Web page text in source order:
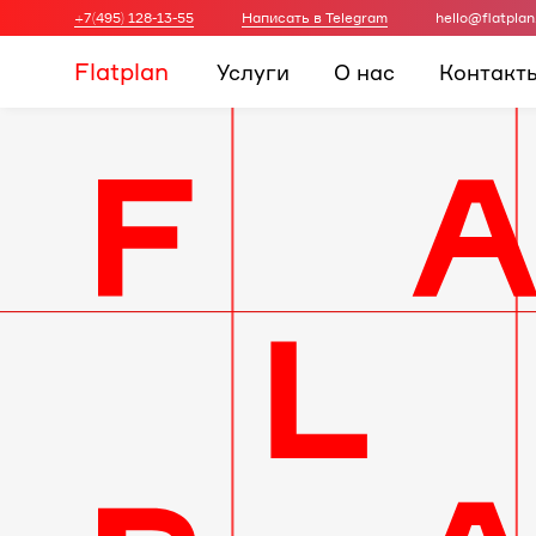
+7(495) 128-13-55 Написать в Telegram
Flatplan Услуги О нас
Дизайн-
интерьера